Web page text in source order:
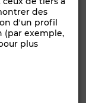
des
d'un profil
(par exemple,
plus